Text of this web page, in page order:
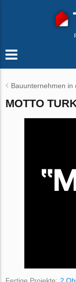
Bauunternehmen in
MOTTO